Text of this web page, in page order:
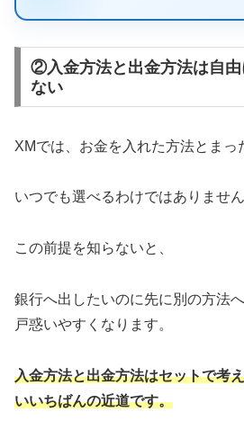
②入金方法と出金方法は自由
ない
XMでは、お金を入れた方法とまっ
いつでも選べるわけではありません
この前提を知らないと、
銀行へ出したいのに先に別の方法
戸惑いやすくなります。
入金方法と出金方法はセットで考
いいちばんの近道です。